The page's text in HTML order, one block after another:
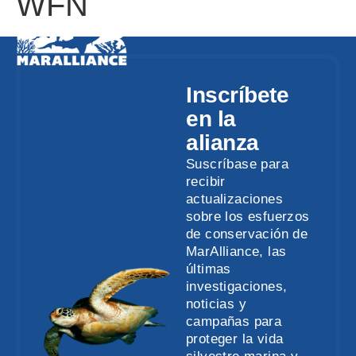
Inscríbete
en la
alianza
Suscríbase para
recibir
actualizaciones
sobre los esfuerzos
de conservación de
MarAlliance, las
últimas
investigaciones,
noticias y
campañas para
proteger la vida